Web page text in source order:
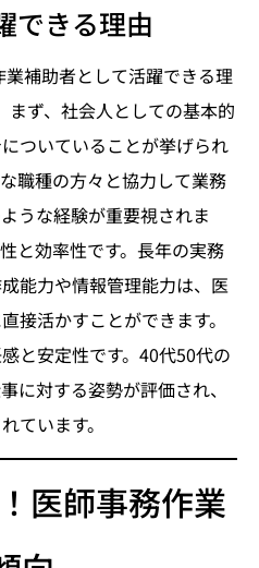
できる理由
補助者として活躍できる理
まず、社会人としての基本的
ついていることが挙げられ
職種の方々と協力して業務
うな経験が重要視されま
と効率性です。長年の実務
能力や情報管理能力は、医
接活かすことができます。
と安定性です。40代50代の
に対する姿勢が評価され、
ています。
医師事務作業